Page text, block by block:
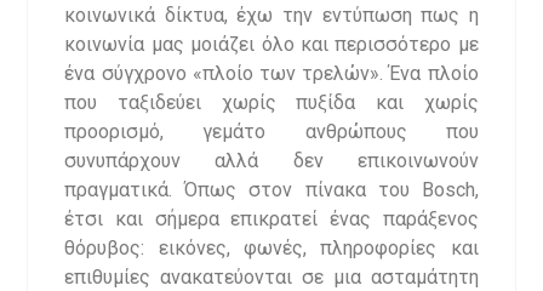
κοινωνικά δίκτυα, έχω την εντύπωση πως η
κοινωνία μας μοιάζει όλο και περισσότερο με
ένα σύγχρονο «πλοίο των τρελών». Ένα πλοίο
που ταξιδεύει χωρίς πυξίδα και χωρίς
προορισμό, γεμάτο ανθρώπους που
συνυπάρχουν αλλά δεν επικοινωνούν
πραγματικά. Όπως στον πίνακα του Bosch,
έτσι και σήμερα επικρατεί ένας παράξενος
θόρυβος: εικόνες, φωνές, πληροφορίες και
επιθυμίες ανακατεύονται σε μια ασταμάτητη